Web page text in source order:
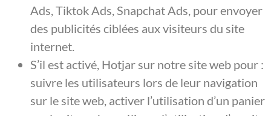
Ads, Tiktok Ads, Snapchat Ads, pour envoyer
des publicités ciblées aux visiteurs du site
internet.
S’il est activé, Hotjar sur notre site web pour :
suivre les utilisateurs lors de leur navigation
sur le site web, activer l’utilisation d’un panier